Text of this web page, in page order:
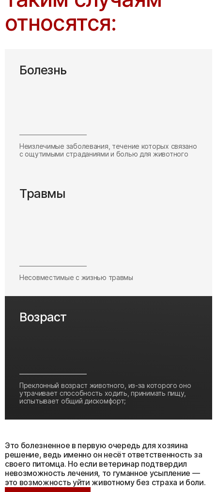
относятся:
Болезнь
Неизлечимые заболевания, течение которых связано
с ощутимыми страданиями и болью для животного
Травмы
Несовместимые с жизнью травмы
Возраст
Преклонный возраст животного, из-за которого оно
утрачивает способность ходить, принимать пищу,
испытывает общий дискомфорт;
Это болезненное в первую очередь для хозяина
решение, ведь именно он несёт ответственность за
своего питомца. Но если ветеринар подтвердил
невозможность лечения, то гуманное усыпление —
это возможность уйти животному без страха и боли.